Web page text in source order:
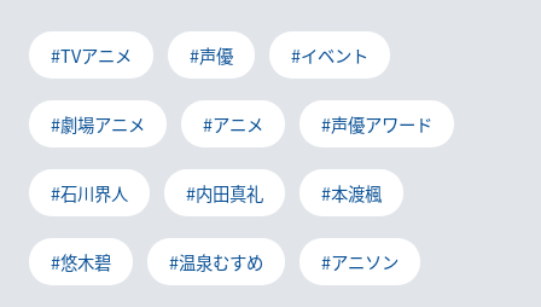
#TVアニメ #声優 #イベント
#劇場アニメ #アニメ #声優アワード
#石川界人 #内田真礼 #本渡楓
#悠木碧 #温泉むすめ #アニソン